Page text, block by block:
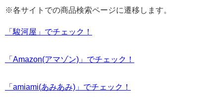
※各サイトでの商品検索ページに遷移します。
「駿河屋」でチェック！
「Amazon(アマゾン)」でチェック！
「amiami(あみあみ)」でチェック！